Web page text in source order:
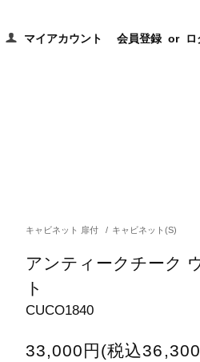
マイアカウント 会員登録 or
キャビネット 扉付 / キャビネット(S)
アンティークチーク
ト
CUCO1840
33,000円(税込